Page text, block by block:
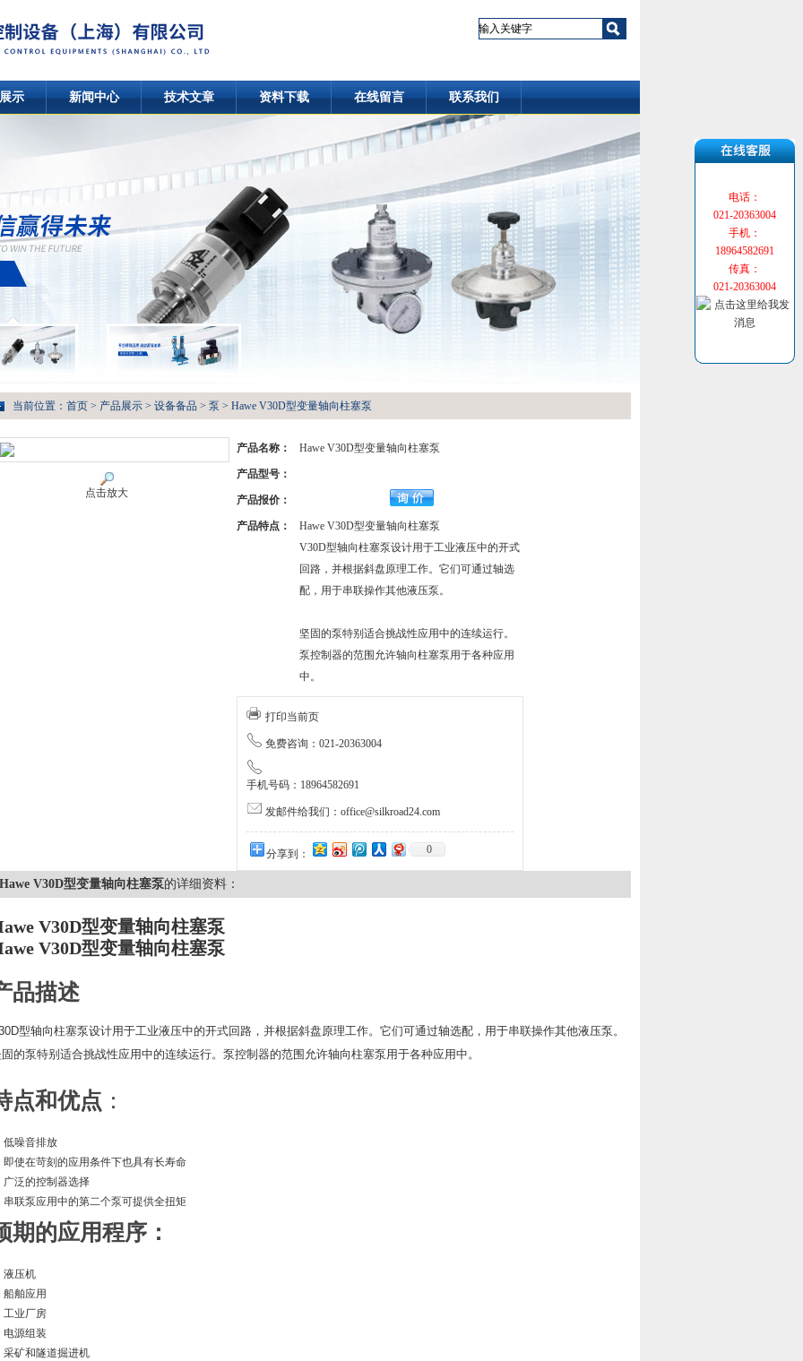
示 新闻中心 技术文章 资料下载 在线留言 联系我们
当前位置： 首页 > 产品展示 > 设备备品 > 泵 > Hawe V30D型变量轴向柱塞泵
点击放大
产品名称： Hawe V30D型变量轴向柱塞泵
产品型号：
产品报价：
产品特点：
Hawe V30D型变量轴向柱塞泵
V30D型轴向柱塞泵设计用于工业液压中的开式
回路，并根据斜盘原理工作。它们可通过轴选
配，用于串联操作其他液压泵。
坚固的泵特别适合挑战性应用中的连续运行。
泵控制器的范围允许轴向柱塞泵用于各种应用
中。
打印当前页
免费咨询：021-20363004
手机号码：18964582691
发邮件给我们：office@silkroad24.com
分享到： 0
Hawe V30D型变量轴向柱塞泵的详细资料：
V30D型变量轴向柱塞泵
V30D型变量轴向柱塞泵
品描述
型轴向柱塞泵设计用于工业液压中的开式回路， 并根据斜盘原理工作。 它们可通过轴选配，用于串联操作其他液压泵。
的泵特别适合挑战性应用中的连续运行。 泵控制器的范围允许轴向柱塞泵用于各种应用中。
点和优点 ：
低噪音排放
即使在苛刻的应用条件下也具有长寿命
广泛的控制器选择
串联泵应用中的第二个泵可提供全扭矩
期的应用程序：
液压机
船舶应用
工业厂房
电源组装
采矿和隧道掘进机
电话：
021-20363004
手机：
18964582691
传真：
021-20363004